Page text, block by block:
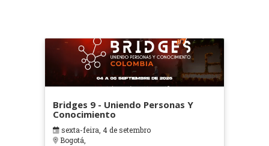
Bridges 9 - Uniendo Personas Y
Conocimiento
sexta-feira, 4 de setembro
Bogotá,